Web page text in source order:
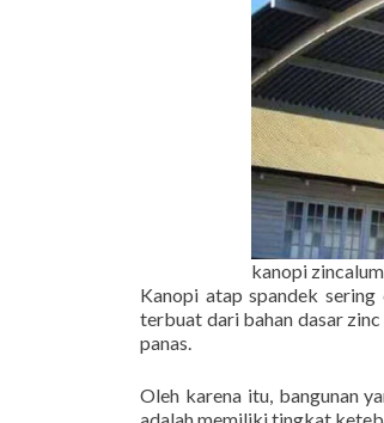
kanopi
Kanopi atap spandek
terbuat dari bahan dasar
panas.
Oleh karena itu, bangunan